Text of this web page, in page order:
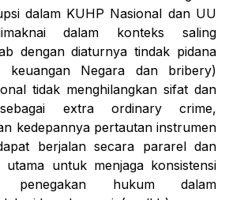
dalam KUHP Nasional dan UU
dalam konteks saling
dengan diaturnya tindak pidana
keuangan Negara dan bribery)
tidak menghilangkan sifat dan
extra ordinary crime,
kedepannya pertautan instrumen
berjalan secara pararel dan
utama untuk menjaga konsistensi
penegakan hukum dalam